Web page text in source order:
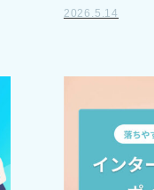
2026.5.14